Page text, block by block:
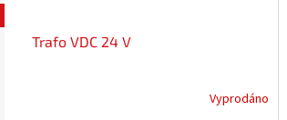
Trafo VDC 24 V
Vyprodáno